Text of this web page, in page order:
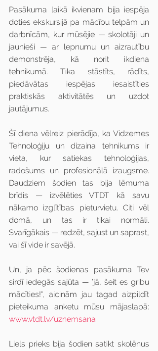
Pasākuma laikā ikvienam bija iespēja
doties ekskursijā pa mācību telpām un
darbnīcām, kur mūsējie — skolotāji un
jaunieši — ar lepnumu un aizrautību
demonstrēja, kā norit ikdiena
tehnikumā. Tika stāstīts, rādīts,
piedāvātas iespējas iesaistīties
praktiskās aktivitātēs un uzdot
jautājumus.
Šī diena vēlreiz pierādīja, ka Vidzemes
Tehnoloģiju un dizaina tehnikums ir
vieta, kur satiekas tehnoloģijas,
radošums un profesionālā izaugsme.
Daudziem šodien tas bija lēmuma
brīdis — izvēlēties VTDT kā savu
nākamo izglītības pieturvietu. Citi vēl
domā, un tas ir tikai normāli.
Svarīgākais — redzēt, sajust un saprast,
vai šī vide ir savējā.
Un, ja pēc šodienas pasākuma Tev
sirdī iedegās sajūta — "jā, šeit es gribu
mācīties!", aicinām jau tagad aizpildīt
www.vtdt.lv/uznemsana
Liels prieks bija šodien satikt skolēnus